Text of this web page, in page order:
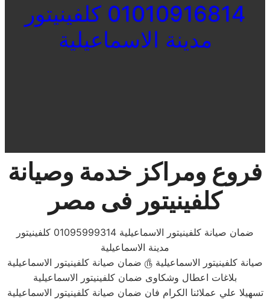
01010916814 كلفينيتور
مدينة الاسماعيلية
فروع ومراكز خدمة وصيانة
كلفينيتور فى مصر
ضمان صيانة كلفينيتور الاسماعيلية 01095999314 كلفينيتور
مدينة الاسماعيلية
صيانة كلفينيتور الاسماعيلية ௹ ضمان صيانة كلفينيتور الاسماعيلية
بلاغات اعطال وشكاوى ضمان كلفينيتور الاسماعيلية
تسهيلا علي عملائنا الكرام فان ضمان صيانة كلفينيتور الاسماعيلية